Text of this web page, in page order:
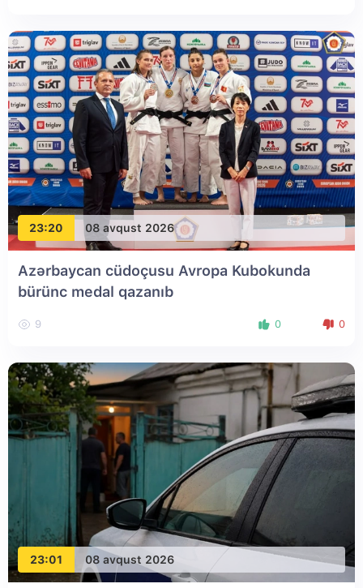
23:20 08 avqust 2026
Azərbaycan cüdoçusu Avropa Kubokunda
bürünc medal qazanıb
9 0 0
23:01 08 avqust 2026